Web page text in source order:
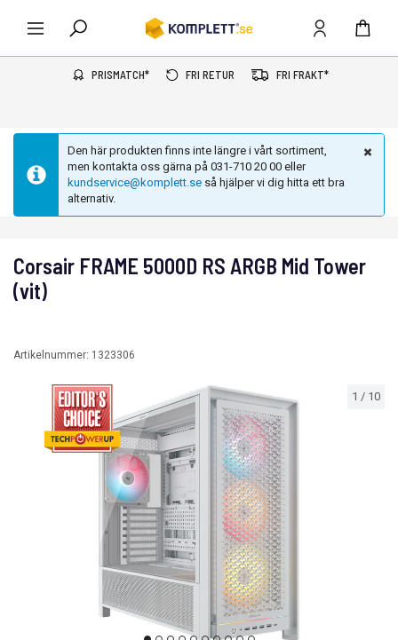
PRISMATCH* FRI RETUR FRI FRAKT*
Den här produkten finns inte längre i vårt sortiment,
men kontakta oss gärna på 031-710 20 00 eller
kundservice@komplett.se så hjälper vi dig hitta ett bra
alternativ.
1 / 10
Corsair FRAME 5000D RS ARGB Mid Tower
(vit)
Artikelnummer: 1323306